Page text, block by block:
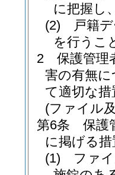
に把握し
(2)
戸籍
を行うこ
2
保護管理
害の有無
て適切な
(ファイル
第6条
保護
に掲げる
(1)
ファ